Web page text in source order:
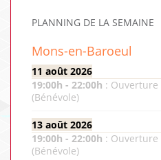
PLANNING DE LA SEMAINE
Mons-en-Baroeul
11 août 2026
19:00h - 22:00h : Ouverture
(Bénévole)
13 août 2026
19:00h - 22:00h : Ouverture
(Bénévole)